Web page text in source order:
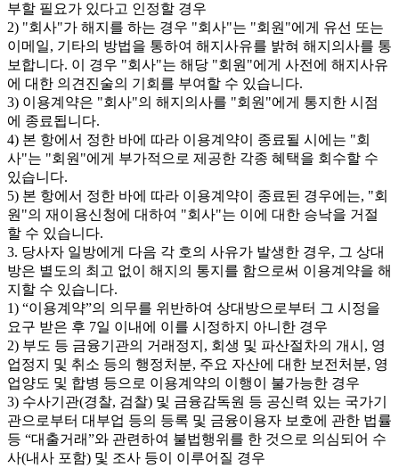
부할 필요가 있다고 인정할 경우
2) "회사"가 해지를 하는 경우 "회사"는 "회원"에게 유선 또는
이메일, 기타의 방법을 통하여 해지사유를 밝혀 해지의사를 통
보합니다. 이 경우 "회사"는 해당 "회원"에게 사전에 해지사유
에 대한 의견진술의 기회를 부여할 수 있습니다.
3) 이용계약은 "회사"의 해지의사를 "회원"에게 통지한 시점
에 종료됩니다.
4) 본 항에서 정한 바에 따라 이용계약이 종료될 시에는 "회
사"는 "회원"에게 부가적으로 제공한 각종 혜택을 회수할 수
있습니다.
5) 본 항에서 정한 바에 따라 이용계약이 종료된 경우에는, "회
원"의 재이용신청에 대하여 "회사"는 이에 대한 승낙을 거절
할 수 있습니다.
3. 당사자 일방에게 다음 각 호의 사유가 발생한 경우, 그 상대
방은 별도의 최고 없이 해지의 통지를 함으로써 이용계약을 해
지할 수 있습니다.
1) “이용계약”의 의무를 위반하여 상대방으로부터 그 시정을
요구 받은 후 7일 이내에 이를 시정하지 아니한 경우
2) 부도 등 금융기관의 거래정지, 회생 및 파산절차의 개시, 영
업정지 및 취소 등의 행정처분, 주요 자산에 대한 보전처분, 영
업양도 및 합병 등으로 이용계약의 이행이 불가능한 경우
3) 수사기관(경찰, 검찰) 및 금융감독원 등 공신력 있는 국가기
관으로부터 대부업 등의 등록 및 금융이용자 보호에 관한 법률
등 “대출거래”와 관련하여 불법행위를 한 것으로 의심되어 수
사(내사 포함) 및 조사 등이 이루어질 경우